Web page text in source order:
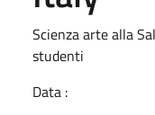
Scienza arte alla
studenti
Data :